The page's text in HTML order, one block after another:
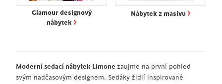
Glamour designový
nábytek ›
Nábytek z masivu ›
Moderní sedací nábytek Limone zaujme na první pohled
svým nadčasovým designem. Sedáky židlí inspirované